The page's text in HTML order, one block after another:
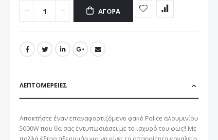
ΑΓΟΡΆ
ΛΕΠΤΟΜΈΡΕΙΕΣ
Αποκτήστε έναν επαναφορτιζόμενο φακό Police αλουμινίου
5000W που θα σας εντυπωσιάσει με το ισχυρό του φως!! Με